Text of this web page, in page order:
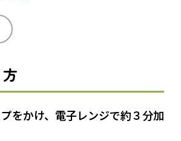
をかけ、電子レンジで約３分加